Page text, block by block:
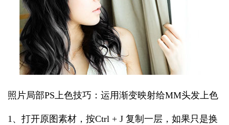
照片局部PS上色技巧：运用渐变映射给MM头发上色
1、打开原图素材，按Ctrl + J 复制一层，如果只是换